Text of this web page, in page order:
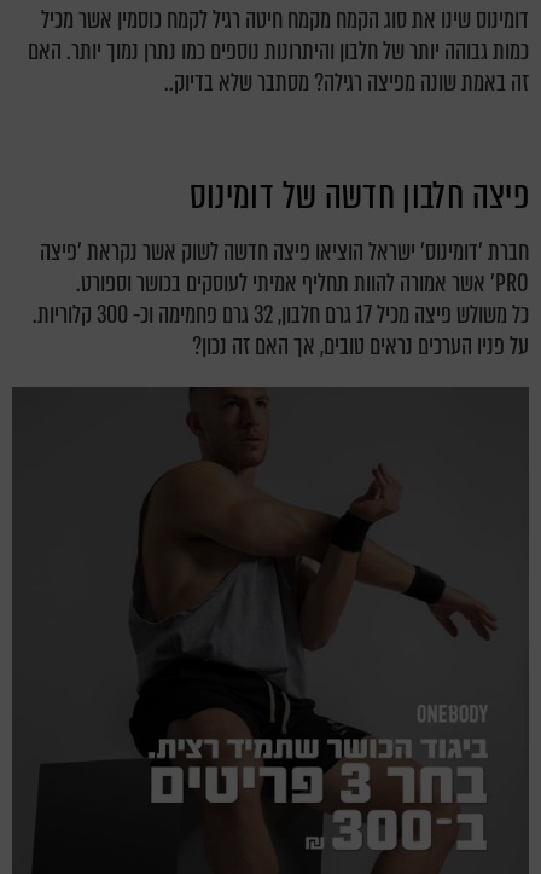
דומינוס שינו את סוג הקמח מקמח חיטה רגיל לקמח כוסמין אשר מכיל
כמות גבוהה יותר של חלבון והיתרונות נוספים כמו נתרן נמוך יותר. האם
זה באמת שונה מפיצה רגילה? מסתבר שלא בדיוק..
פיצה חלבון חדשה של דומינוס
חברת 'דומינוס' ישראל הוציאו פיצה חדשה לשוק אשר נקראת 'פיצה
PRO' אשר אמורה להוות תחליף אמיתי לעוסקים בכושר וספורט.
כל משולש פיצה מכיל 17 גרם חלבון, 32 גרם פחמימה וכ- 300 קלוריות.
על פניו הערכים נראים טובים, אך האם זה נכון?